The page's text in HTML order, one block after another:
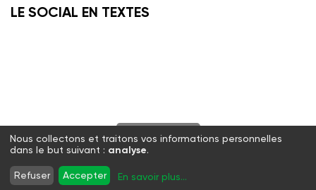
LE SOCIAL EN TEXTES
S'abonner
Twitter Facebook
WhatsApp
Nous collectons et traitons vos informations personnelles
dans le but suivant : analyse.
Refuser Accepter En savoir plus...